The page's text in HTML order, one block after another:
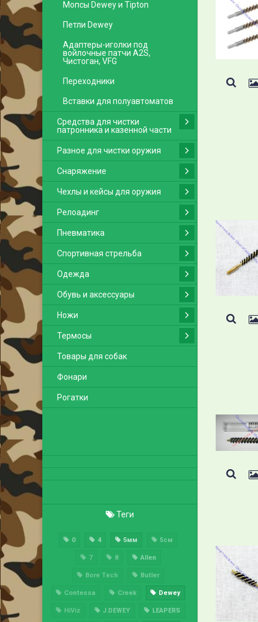
Мопсы Dewey и Tipton
Петли Dewey
Адаптеры-иголки под
войлочные патчи A2S,
Чистоган, VFG
Переходники
Вставки для полуавтоматов
Средства для чистки
патронника и казенной части
Разное для чистки оружия
Снаряжение
Чехлы и кейсы для оружия
Релоадинг
Пневматика
Спортивная стрельба
Одежда
Обувь и аксессуары
Ножи
Термосы
Товары для собак
Фонари
Рогатки
Теги
0 4 5мм 5см
7 8 Allen
Bore Tech Butler
Contessa Creek Dewey
HiViz J.DEWEY LEAPERS